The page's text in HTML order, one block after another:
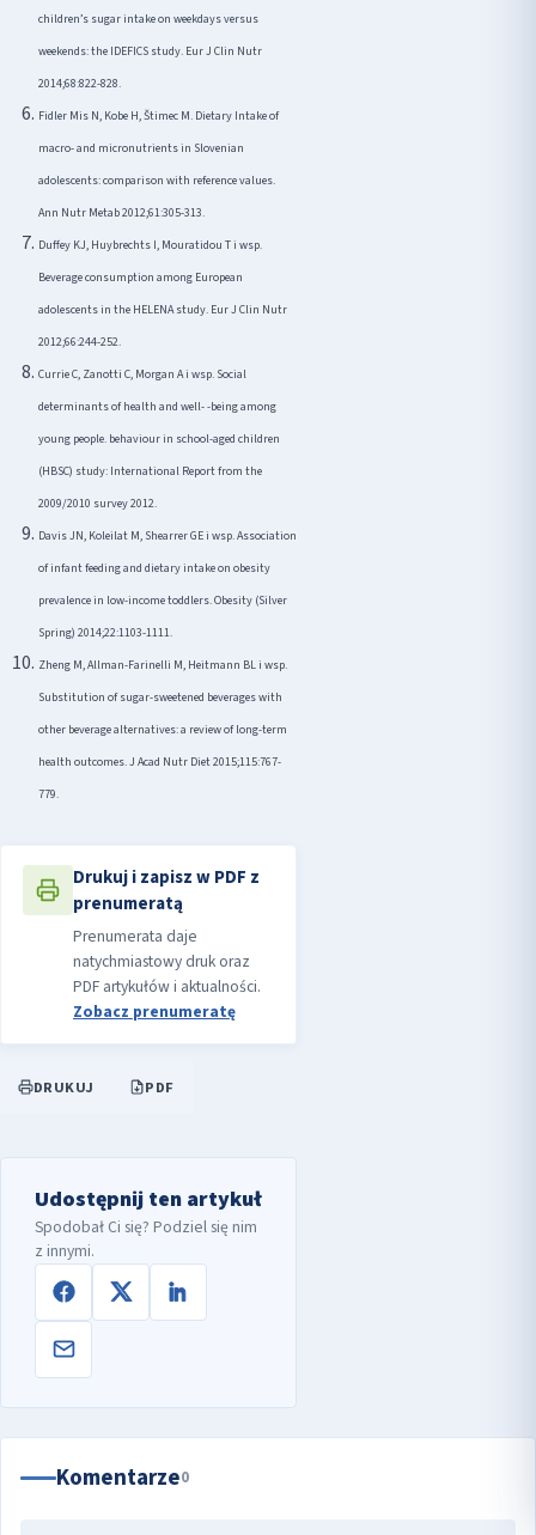
children’s sugar intake on weekdays versus
weekends: the IDEFICS study. Eur J Clin Nutr
2014;68:822-828.
Fidler Mis N, Kobe H, Štimec M. Dietary Intake of
macro- and micronutrients in Slovenian
adolescents: comparison with reference values.
Ann Nutr Metab 2012;61:305-313.
Duffey KJ, Huybrechts I, Mouratidou T i wsp.
Beverage consumption among European
adolescents in the HELENA study. Eur J Clin Nutr
2012;66:244-252.
Currie C, Zanotti C, Morgan A i wsp. Social
determinants of health and well- -being among
young people. behaviour in school-aged children
(HBSC) study: International Report from the
2009/2010 survey 2012.
Davis JN, Koleilat M, Shearrer GE i wsp. Association
of infant feeding and dietary intake on obesity
prevalence in low-income toddlers. Obesity (Silver
Spring) 2014;22:1103-1111.
Zheng M, Allman-Farinelli M, Heitmann BL i wsp.
Substitution of sugar-sweetened beverages with
other beverage alternatives: a review of long-term
health outcomes. J Acad Nutr Diet 2015;115:767-
779.
Drukuj i zapisz w PDF z
prenumeratą
Prenumerata daje
natychmiastowy druk oraz
PDF artykułów i aktualności.
Zobacz prenumeratę
DRUKUJ PDF
Udostępnij ten artykuł
Spodobał Ci się? Podziel się nim
z innymi.
Komentarze0